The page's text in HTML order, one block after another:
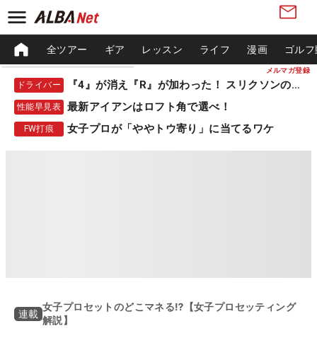
メルマガ登録
全ツアー ギア レッスン ライフ 漫画 ゴル
ドライバー 『4』が消え『R』が加わった！ スリクソンの新作
性能早見表 最新アイアンはロフト角で選べ！
FW打痕 女子プロが「ややトウ寄り」に当てるワケ
連載
女子プロセットのどこマネる⁉【女子プロセッティング
解説】